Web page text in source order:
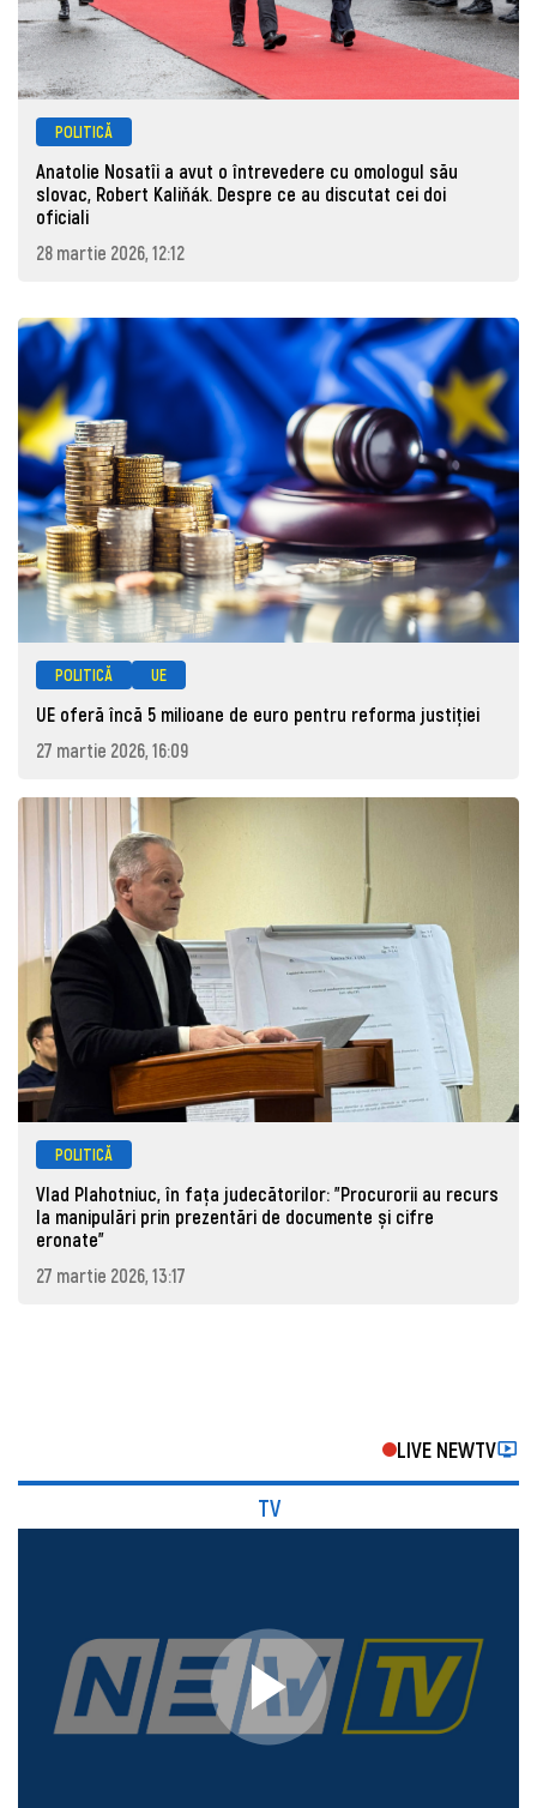
POLITICĂ
Anatolie Nosatîi a avut o întrevedere cu omologul său
slovac, Robert Kaliňák. Despre ce au discutat cei doi
oficiali
28 martie 2026, 12:12
POLITICĂ UE
UE oferă încă 5 milioane de euro pentru reforma justiției
27 martie 2026, 16:09
POLITICĂ
Vlad Plahotniuc, în fața judecătorilor: "Procurorii au recurs
la manipulări prin prezentări de documente și cifre
eronate"
27 martie 2026, 13:17
LIVE NEWTV
TV